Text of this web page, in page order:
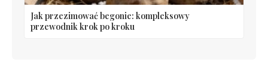
Jak przezimować begonie: kompleksowy
przewodnik krok po kroku